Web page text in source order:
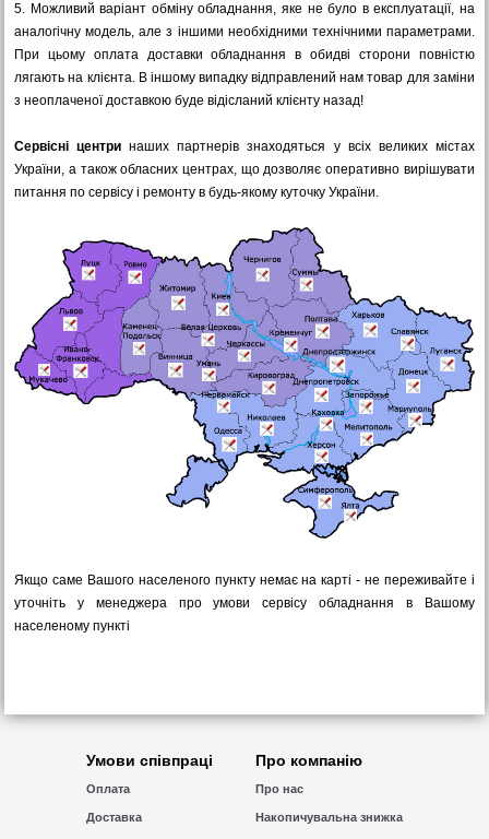
5. Можливий варіант обміну обладнання, яке не було в експлуатації, на
аналогічну модель, але з іншими необхідними технічними параметрами.
При цьому оплата доставки обладнання в обидві сторони повністю
лягають на клієнта. В іншому випадку відправлений нам товар для заміни
з неоплаченої доставкою буде відісланий клієнту назад!
Сервісні центринаших партнерів знаходяться у всіх великих містах
України, а також обласних центрах, що дозволяє оперативно вирішувати
питання по сервісу і ремонту в будь-якому куточку України.
Якщо саме Вашого населеного пункту немає на карті - не переживайте і
уточніть у менеджера про умови сервісу обладнання в Вашому
населеному пункті
Умови співпраці
Оплата
Доставка
Про компанію
Про нас
Накопичувальна знижка